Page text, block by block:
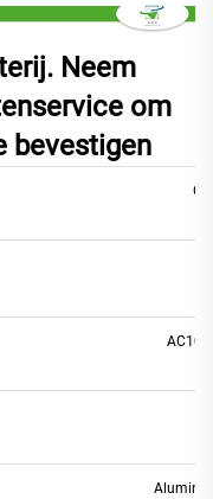
Neem
om
bevestigen